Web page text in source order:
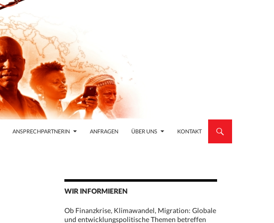
ANSPRECHPARTNERIN ANFRAGEN ÜBER UNS KONTAKT
WIR INFORMIEREN
Ob Finanzkrise, Klimawandel, Migration: Globale
und entwicklungspolitische Themen betreffen